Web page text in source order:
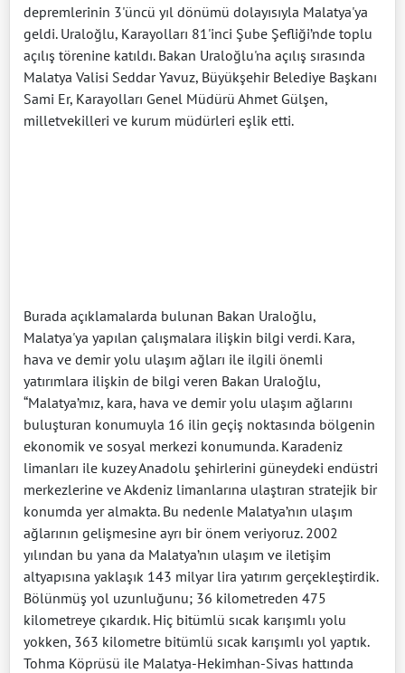
depremlerinin 3'üncü yıl dönümü dolayısıyla Malatya'ya
geldi. Uraloğlu, Karayolları 81'inci Şube Şefliği’nde toplu
açılış törenine katıldı. Bakan Uraloğlu'na açılış sırasında
Malatya Valisi Seddar Yavuz, Büyükşehir Belediye Başkanı
Sami Er, Karayolları Genel Müdürü Ahmet Gülşen,
milletvekilleri ve kurum müdürleri eşlik etti.
Burada açıklamalarda bulunan Bakan Uraloğlu,
Malatya'ya yapılan çalışmalara ilişkin bilgi verdi. Kara,
hava ve demir yolu ulaşım ağları ile ilgili önemli
yatırımlara ilişkin de bilgi veren Bakan Uraloğlu,
“Malatya’mız, kara, hava ve demir yolu ulaşım ağlarını
buluşturan konumuyla 16 ilin geçiş noktasında bölgenin
ekonomik ve sosyal merkezi konumunda. Karadeniz
limanları ile kuzey Anadolu şehirlerini güneydeki endüstri
merkezlerine ve Akdeniz limanlarına ulaştıran stratejik bir
konumda yer almakta. Bu nedenle Malatya’nın ulaşım
ağlarının gelişmesine ayrı bir önem veriyoruz. 2002
yılından bu yana da Malatya’nın ulaşım ve iletişim
altyapısına yaklaşık 143 milyar lira yatırım gerçekleştirdik.
Bölünmüş yol uzunluğunu; 36 kilometreden 475
kilometreye çıkardık. Hiç bitümlü sıcak karışımlı yolu
yokken, 363 kilometre bitümlü sıcak karışımlı yol yaptık.
Tohma Köprüsü ile Malatya-Hekimhan-Sivas hattında